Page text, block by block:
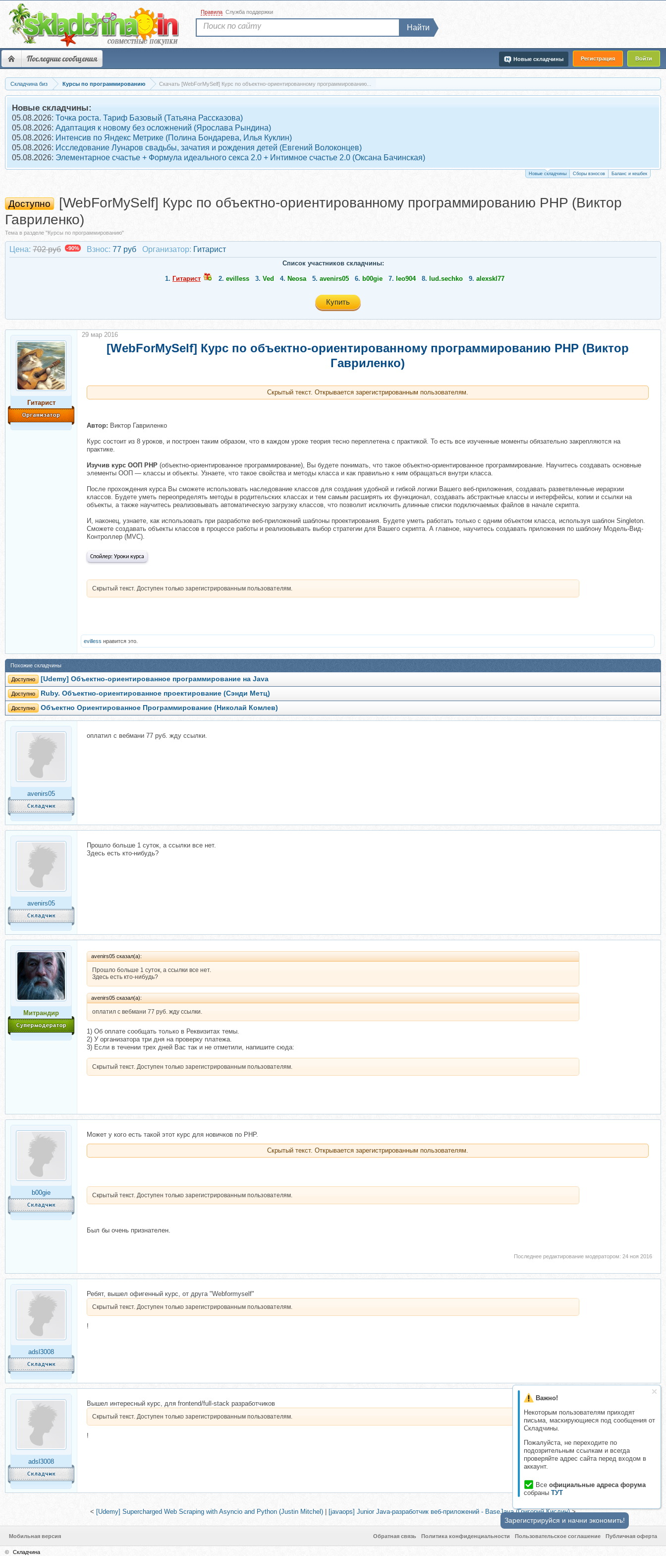
Последние сообщения Регистрация Войти
Новые складчины
Правила Служба поддержки
Найти
Складчина биз Курсы по программированию Скачать [WebForMySelf] Курс по объектно-ориентированному программированию...
Новые складчины:
05.08.2026: Точка роста. Тариф Базовый (Татьяна Рассказова)
05.08.2026: Адаптация к новому без осложнений (Ярослава Рындина)
05.08.2026: Интенсив по Яндекс Метрике (Полина Бондарева, Илья Куклин)
05.08.2026: Исследование Лунаров свадьбы, зачатия и рождения детей (Евгений Волоконцев)
05.08.2026: Элементарное счастье + Формула идеального секса 2.0 + Интимное счастье 2.0 (Оксана Бачинская)
Новые складчины Сборы взносов Баланс и кешбек
Важно!
Некоторым пользователям приходят
письма, маскирующиеся под сообщения от
Складчины.
Пожалуйста, не переходите по
подозрительным ссылкам и всегда
проверяйте адрес сайта перед входом в
аккаунт.
Все официальные адреса форума
собраны ТУТ
Доступно
[WebForMySelf] Курс по объектно-ориентированному программированию PHP (Виктор
Гавриленко)
Тема в разделе "Курсы по программированию"
Цена: 702 руб -90% Взнос: 77 руб Организатор: Гитарист
Список участников складчины:
1. Гитарист 2. evilless 3. Ved 4. Neosa 5. avenirs05 6. b00gie 7. leo904 8. lud.sechko 9. alexskl77
Купить
Гитарист
[WebForMySelf] Курс по объектно-ориентированному программированию PHP (Виктор
Гавриленко)
Скрытый текст. Открывается зарегистрированным пользователям.
Автор: Виктор Гавриленко
Курс состоит из 8 уроков, и построен таким образом, что в каждом уроке теория тесно переплетена с практикой. То есть все изученные моменты обязательно закрепляются на
практике.
Изучив курс ООП PHP (объектно-ориентированное программирование), Вы будете понимать, что такое объектно-ориентированное программирование. Научитесь создавать основные
элементы ООП — классы и объекты. Узнаете, что такое свойства и методы класса и как правильно к ним обращаться внутри класса.
После прохождения курса Вы сможете использовать наследование классов для создания удобной и гибкой логики Вашего веб-приложения, создавать разветвленные иерархии
классов. Будете уметь переопределять методы в родительских классах и тем самым расширять их функционал, создавать абстрактные классы и интерфейсы, копии и ссылки на
объекты, а также научитесь реализовывать автоматическую загрузку классов, что позволит исключить длинные списки подключаемых файлов в начале скрипта.
И, наконец, узнаете, как использовать при разработке веб-приложений шаблоны проектирования. Будете уметь работать только с одним объектом класса, используя шаблон Singleton.
Сможете создавать объекты классов в процессе работы и реализовывать выбор стратегии для Вашего скрипта. А главное, научитесь создавать приложения по шаблону Модель-Вид-
Контроллер (MVC).
Спойлер: Уроки курса
Скрытый текст. Доступен только зарегистрированным пользователям.
29 мар 2016
evilless нравится это.
Похожие складчины
Доступно [Udemy] Объектно-ориентированное программирование на Java
Доступно Ruby. Объектно-ориентированное проектирование (Сэнди Метц)
Доступно Объектно Ориентированное Программирование (Николай Комлев)
avenirs05
оплатил с вебмани 77 руб. жду ссылки.
avenirs05
Прошло больше 1 суток, а ссылки все нет.
Здесь есть кто-нибудь?
Митрандир
avenirs05 сказал(а):
Прошло больше 1 суток, а ссылки все нет.
Здесь есть кто-нибудь?
avenirs05 сказал(а):
оплатил с вебмани 77 руб. жду ссылки.
1) Об оплате сообщать только в Реквизитах темы.
2) У организатора три дня на проверку платежа.
3) Если в течении трех дней Вас так и не отметили, напишите сюда:
Скрытый текст. Доступен только зарегистрированным пользователям.
b00gie
Может у кого есть такой этот курс для новичков по PHP.
Скрытый текст. Открывается зарегистрированным пользователям.
Скрытый текст. Доступен только зарегистрированным пользователям.
Был бы очень признателен.
Последнее редактирование модератором: 24 ноя 2016
adsl3008
Ребят, вышел офигенный курс, от друга "Webformyself"
Скрытый текст. Доступен только зарегистрированным пользователям.
!
adsl3008
Вышел интересный курс, для frontend/full-stack разработчиков
Скрытый текст. Доступен только зарегистрированным пользователям.
!
< [Udemy] Supercharged Web Scraping with Asyncio and Python (Justin Mitchel) [javaops] Junior Java-разработчик веб-приложений - BaseJava (Григорий Кислин)>
Мобильная версия Обратная связь Политика конфиденциальности Пользовательское соглашение Публичная оферта
© Складчина
Зарегистрируйся и начни экономить!